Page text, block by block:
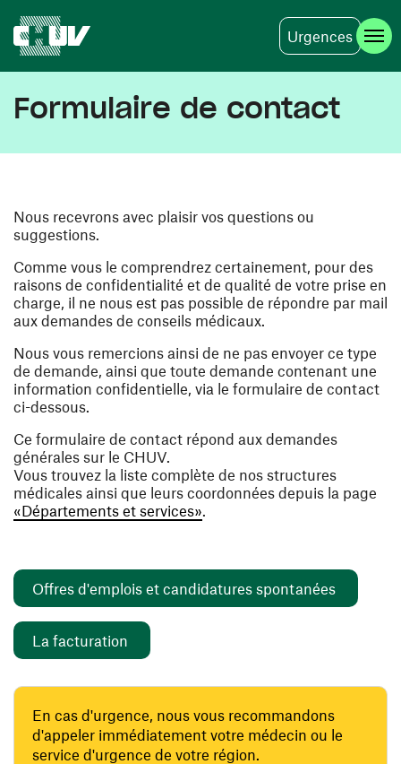
Urgences
Formulaire de contact
Nous recevrons avec plaisir vos questions ou
suggestions.
Comme vous le comprendrez certainement, pour des
raisons de confidentialité et de qualité de votre prise en
charge, il ne nous est pas possible de répondre par mail
aux demandes de conseils médicaux.
Nous vous remercions ainsi de ne pas envoyer ce type
de demande, ainsi que toute demande contenant une
information confidentielle, via le formulaire de contact
ci-dessous.
Ce formulaire de contact répond aux demandes
générales sur le CHUV.
Vous trouvez la liste complète de nos structures
médicales ainsi que leurs coordonnées depuis la page
«Départements et services».
Offres d'emplois et candidatures spontanées
La facturation
En cas d'urgence, nous vous recommandons
d'appeler immédiatement votre médecin ou le
service d'urgence de votre région.